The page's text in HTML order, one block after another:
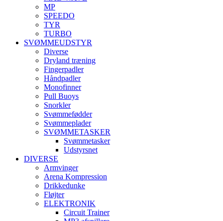
MP
SPEEDO
TYR
TURBO
SVØMMEUDSTYR
Diverse
Dryland træning
Fingerpadler
Håndpadler
Monofinner
Pull Buoys
Snorkler
Svømmefødder
Svømmeplader
SVØMMETASKER
Svømmetasker
Udstyrsnet
DIVERSE
Armvinger
Arena Kompression
Drikkedunke
Fløjter
ELEKTRONIK
Circuit Trainer